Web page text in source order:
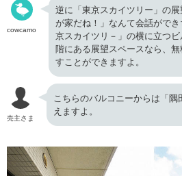
cowcamo
逆に「東京スカイツリー」の
が家だね！」なんて会話がで
京スカイツリ－」の横に立つ
階にある 展望スペースなら、
すことができますよ。
売主さま
こちらのバルコニーからは「隅
えますよ。